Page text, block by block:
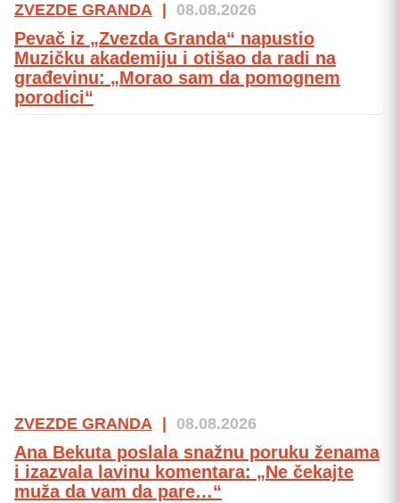
ZVEZDE GRANDA 08.08.2026
Pevač iz „Zvezda Granda“ napustio
Muzičku akademiju i otišao da radi na
građevinu: „Morao sam da pomognem
porodici“
ZVEZDE GRANDA 08.08.2026
Ana Bekuta poslala snažnu poruku ženama
i izazvala lavinu komentara: „Ne čekajte
muža da vam da pare…“